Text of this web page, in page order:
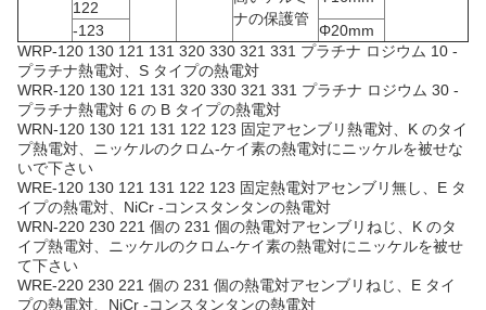
122
ナの保護管
-123
Φ20mm
WRP-120 130 121 131 320 330 321 331 プラチナ ロジウム 10 -
プラチナ熱電対、S タイプの熱電対
WRR-120 130 121 131 320 330 321 331 プラチナ ロジウム 30 -
プラチナ熱電対 6 の B タイプの熱電対
WRN-120 130 121 131 122 123 固定アセンブリ熱電対、K のタイ
プ熱電対、ニッケルのクロム-ケイ素の熱電対にニッケルを被せな
いで下さい
WRE-120 130 121 131 122 123 固定熱電対アセンブリ無し、E タ
イプの熱電対、NiCr -コンスタンタンの熱電対
WRN-220 230 221 個の 231 個の熱電対アセンブリねじ、K のタ
イプ熱電対、ニッケルのクロム-ケイ素の熱電対にニッケルを被せ
て下さい
WRE-220 230 221 個の 231 個の熱電対アセンブリねじ、E タイ
プの熱電対、NiCr -コンスタンタンの熱電対